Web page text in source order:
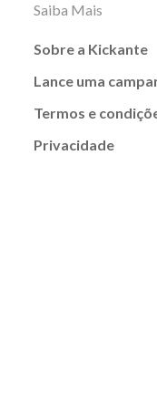
Saiba Mais
Sobre a Kickante
Lance uma
Termos e
Privacidade